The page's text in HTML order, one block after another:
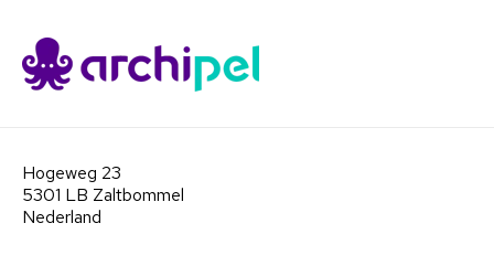
Hogeweg 23
5301 LB Zaltbommel
Nederland